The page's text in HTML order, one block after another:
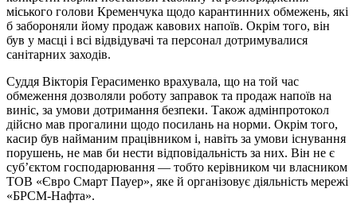
міського голови Кременчука щодо карантинних обмежень, які
б забороняли йому продаж кавових напоїв. Окрім того, він
був у масці і всі відвідувачі та персонал дотримувалися
санітарних заходів.
Суддя Вікторія Герасименко врахувала, що на той час
обмеження дозволяли роботу заправок та продаж напоїв на
виніс, за умови дотримання безпеки. Також адмінпротокол
дійсно мав прогалини щодо посилань на норми. Окрім того,
касир був найманим працівником і, навіть за умови існування
порушень, не мав би нести відповідальність за них. Він не є
суб’єктом господарювання — тобто керівником чи власником
ТОВ «Євро Смарт Пауер», яке й організовує діяльність мережі
«БРСМ-Нафта».